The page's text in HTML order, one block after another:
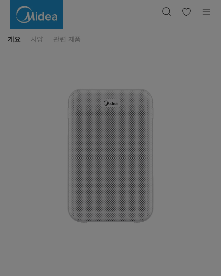
개요 사양 관련 제품